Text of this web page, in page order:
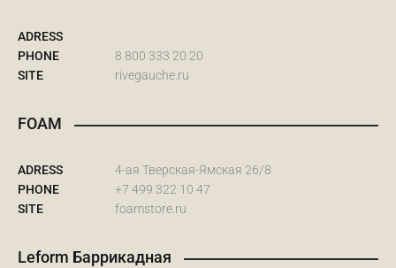
ADRESS
PHONE
8 800 333 20 20
SITE
rivegauche.ru
FOAM
ADRESS
4-ая Тверская-Ямская 26/8
PHONE
+7 499 322 10 47
SITE
foamstore.ru
Leform Баррикадная